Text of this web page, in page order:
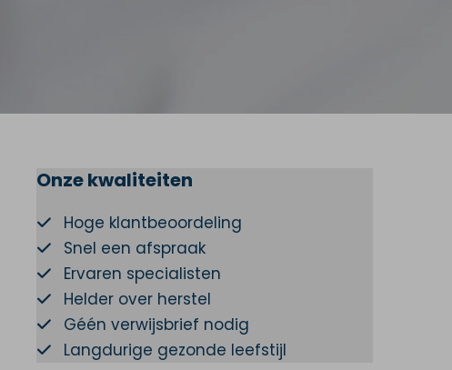
Onze kwaliteiten
Hoge klantbeoordeling
Snel een afspraak
Ervaren specialisten
Helder over herstel
Géén verwijsbrief nodig
Langdurige gezonde leefstijl